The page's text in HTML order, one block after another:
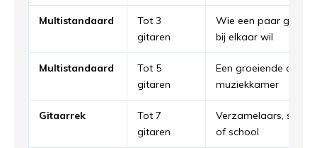
Multistandaard
Tot 3
gitaren
Wie een paar
bij elkaar wil
Multistandaard
Tot 5
gitaren
Een groeiende
muziekkamer
Gitaarrek
Tot 7
gitaren
Verzamelaars,
of school